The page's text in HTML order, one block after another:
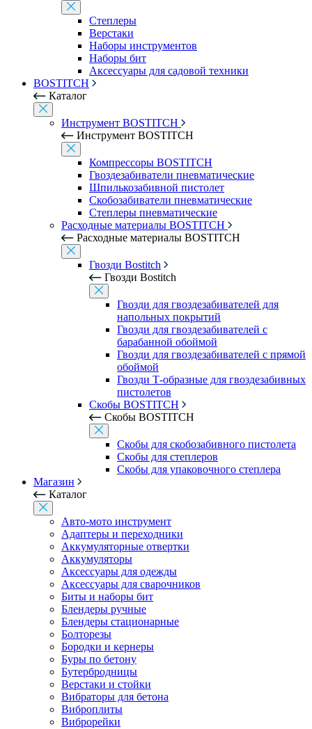
Степлеры
Верстаки
Наборы инструментов
Наборы бит
Аксессуары для садовой техники
BOSTITCH
Каталог
Инструмент BOSTITCH
Инструмент BOSTITCH
Компрессоры BOSTITCH
Гвоздезабиватели пневматические
Шпилькозабивной пистолет
Скобозабиватели пневматические
Степлеры пневматические
Расходные материалы BOSTITCH
Расходные материалы BOSTITCH
Гвозди Bostitch
Гвозди Bostitch
Гвозди для гвоздезабивателей для
напольных покрытий
Гвозди для гвоздезабивателей с
барабанной обоймой
Гвозди для гвоздезабивателей с прямой
обоймой
Гвозди Т-образные для гвоздезабивных
пистолетов
Скобы BOSTITCH
Скобы BOSTITCH
Скобы для скобозабивного пистолета
Скобы для степлеров
Скобы для упаковочного степлера
Магазин
Каталог
Авто-мото инструмент
Адаптеры и переходники
Аккумуляторные отвертки
Аккумуляторы
Аксессуары для одежды
Аксессуары для сварочников
Биты и наборы бит
Блендеры ручные
Блендеры стационарные
Болторезы
Бородки и кернеры
Буры по бетону
Бутербродницы
Верстаки и стойки
Вибраторы для бетона
Виброплиты
Виброрейки